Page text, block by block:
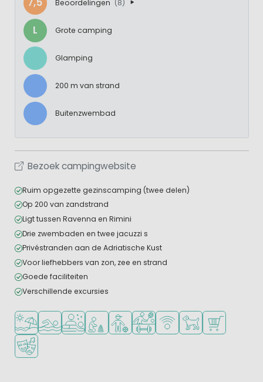
Beoordelingen (8)
L Grote camping
Glamping
200 m van strand
Buitenzwembad
Bezoek campingwebsite
Ruim opgezette gezinscamping (twee delen)
Op 200 van zandstrand
Ligt tussen Ravenna en Rimini
Drie zwembaden en twee jacuzzi s
Privéstranden aan de Adriatische Kust
Voor liefhebbers van zon, zee en strand
Goede faciliteiten
Verschillende excursies
Ligt bij strand en zee
Openlucht zwembad
Wellnessfaciliteiten
Aanbevolen voor jonge kinderen
Aanbevolen voor tieners
Veel mogelijkheden om te
WiFi beschikbaar
Huisdieren
Animatieprogramma